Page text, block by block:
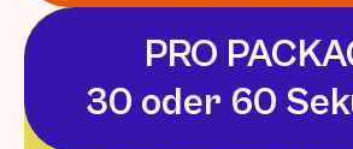
PRO
30 oder 60